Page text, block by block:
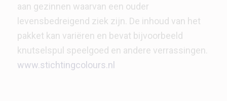
aan gezinnen waarvan een ouder
levensbedreigend ziek zijn. De inhoud van het
pakket kan variëren en bevat bijvoorbeeld
knutselspul speelgoed en andere verrassingen.
www.stichtingcolours.nl